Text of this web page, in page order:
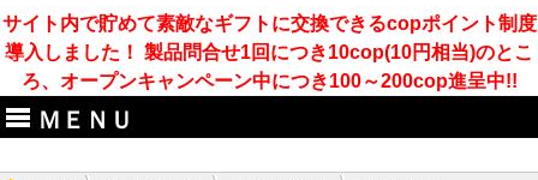
サイト内で貯めて素敵なギフトに交換できるcopポイント制度
導入しました！ 製品問合せ1回につき10cop(10円相当)のとこ
ろ、オープンキャンペーン中につき100～200cop進呈中!!
ＭＥＮＵ